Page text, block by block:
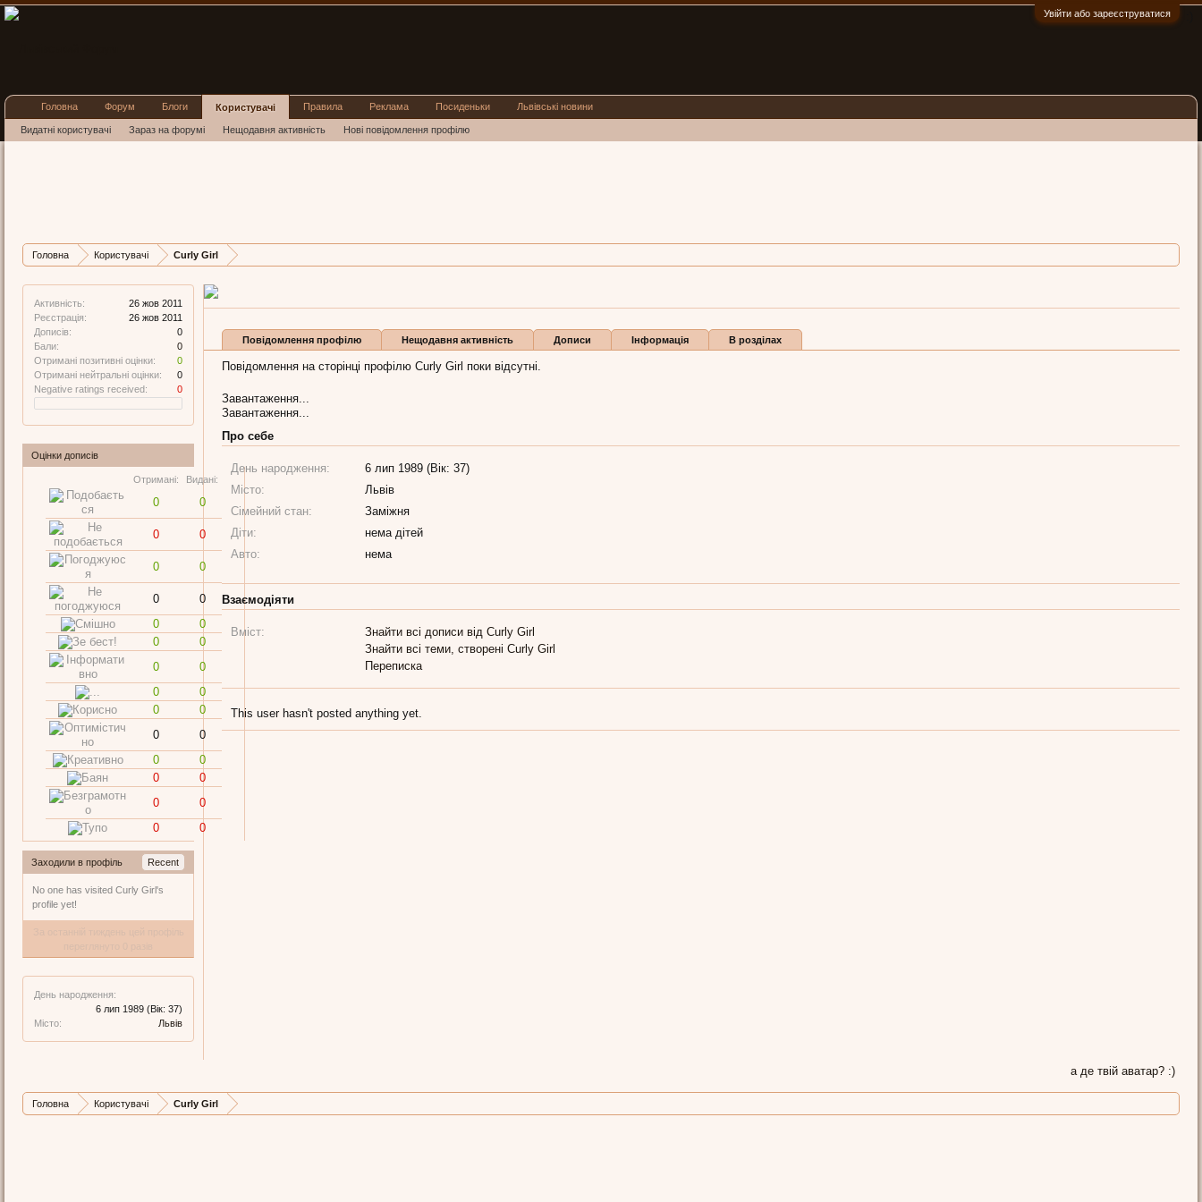
Увійти або зареєструватися
Головна Користувачі Curly Girl
Активність:
26 жов 2011
Реєстрація:
26 жов 2011
Дописів:
0
Бали:
0
Отримані позитивні оцінки:
0
Отримані нейтральні оцінки:
0
Negative ratings received:
0
Оцінки дописів
Отримані: Видані:
0 0
0 0
0 0
0
0
0
0
0
0
0
0
0
0
0
0
0
0
0
0
0
0
0
0
0
0
Заходили в профіль Recent
No one has visited Curly Girl's
profile yet!
День народження:
6 лип 1989 (Вік: 37)
Місто:
Львів
Дописів
Карма Бали
Повідомлення профілю Нещодавня активність Дописи Інформація В розділах
Повідомлення на сторінці профілю Curly Girl поки відсутні.
Завантаження...
Завантаження...
Про себе
День народження:
6 лип 1989 (Вік: 37)
Місто:
Львів
Сімейний стан:
Заміжня
Діти:
нема дітей
Авто:
нема
Взаємодіяти
Вміст:
Знайти всі дописи від Curly Girl
Знайти всі теми, створені Curly Girl
Переписка
This user hasn't posted anything yet.
а де твій аватар? :)
Головна Користувачі Curly Girl
Головна Форум Блоги Користувачі
Видатні користувачі Зараз на форумі Нещодавня активність Нові повідомлення профілю
Правила Реклама Посиденьки Львівські новини